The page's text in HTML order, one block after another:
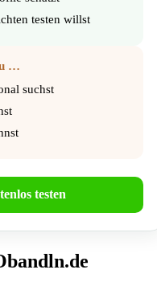
testen willst
…
suchst
testen